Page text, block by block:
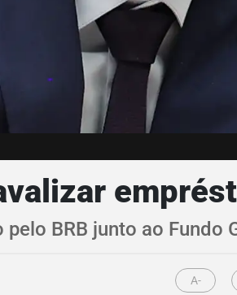
BRB junto ao Fundo
A-